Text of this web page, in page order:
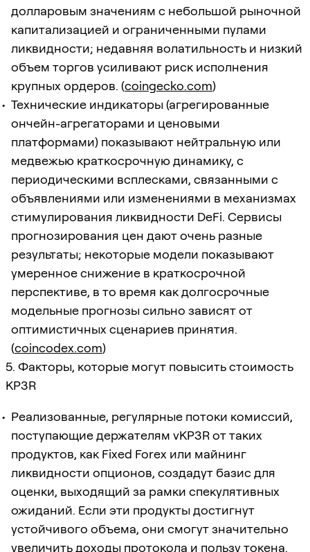
долларовым значениям с небольшой рыночной
капитализацией и ограниченными пулами
ликвидности; недавняя волатильность и низкий
объем торгов усиливают риск исполнения
крупных ордеров. (coingecko.com)
Технические индикаторы (агрегированные
ончейн-агрегаторами и ценовыми
платформами) показывают нейтральную или
медвежью краткосрочную динамику, с
периодическими всплесками, связанными с
объявлениями или изменениями в механизмах
стимулирования ликвидности DeFi. Сервисы
прогнозирования цен дают очень разные
результаты; некоторые модели показывают
умеренное снижение в краткосрочной
перспективе, в то время как долгосрочные
модельные прогнозы сильно зависят от
оптимистичных сценариев принятия.
(coincodex.com)
5. Факторы, которые могут повысить стоимость
KP3R
Реализованные, регулярные потоки комиссий,
поступающие держателям vKP3R от таких
продуктов, как Fixed Forex или майнинг
ликвидности опционов, создадут базис для
оценки, выходящий за рамки спекулятивных
ожиданий. Если эти продукты достигнут
устойчивого объема, они смогут значительно
увеличить доходы протокола и пользу токена.